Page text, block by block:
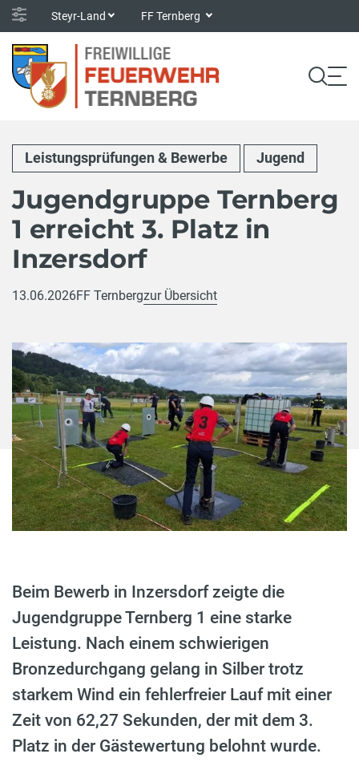
Steyr-Land FF Ternberg
Leistungsprüfungen & Bewerbe Jugend
Jugendgruppe Ternberg
1 erreicht 3. Platz in
Inzersdorf
13.06.2026FF Ternbergzur Übersicht
Beim Bewerb in Inzersdorf zeigte die
Jugendgruppe Ternberg 1 eine starke
Leistung. Nach einem schwierigen
Bronzedurchgang gelang in Silber trotz
starkem Wind ein fehlerfreier Lauf mit einer
Zeit von 62,27 Sekunden, der mit dem 3.
Platz in der Gästewertung belohnt wurde.